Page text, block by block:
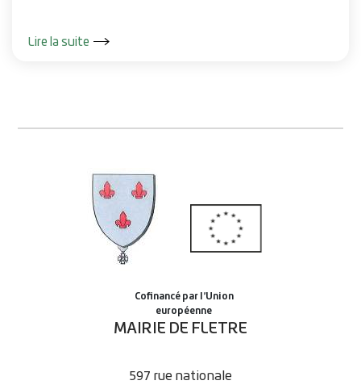
Lire la suite
MAIRIE DE FLETRE
597 rue nationale